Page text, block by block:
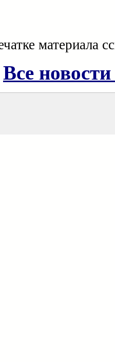
материала
Все